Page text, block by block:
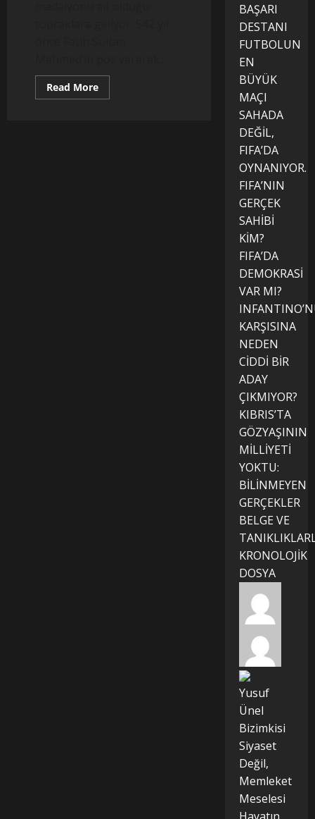
Read MoreRead
more
BAŞARI
DESTANI
FUTBOLUN
EN
BÜYÜK
MAÇI
SAHADA
DEĞİL,
FIFA’DA
OYNANIYOR.
FIFA’NIN
GERÇEK
SAHİBİ
KİM?
FIFA’DA
DEMOKRASİ
VAR MI?
KARŞISINA
NEDEN
CİDDİ BİR
ADAY
ÇIKMIYOR?
KIBRIS’TA
GÖZYAŞININ
MİLLİYETİ
YOKTU:
BİLİNMEYEN
GERÇEKLER
BELGE VE
KRONOLOJİK
DOSYA
Yusuf
Ünel
Bizimkisi
Siyaset
Değil,
Memleket
Meselesi
Hayatın